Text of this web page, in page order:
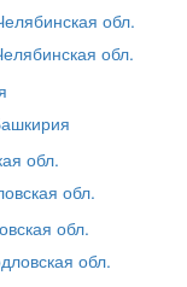
обл.
обл.
обл.